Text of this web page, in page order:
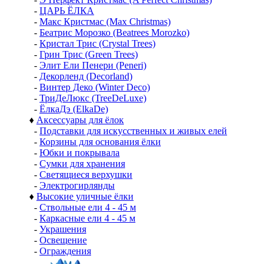
- ЦАРЬ ЁЛКА
- Макс Кристмас (Max Christmas)
- Беатрис Морозко (Beatrees Morozko)
- Кристал Трис (Crystal Trees)
- Грин Трис (Green Trees)
- Элит Ели Пенери (Peneri)
- Декорленд (Decorland)
- Винтер Деко (Winter Deco)
- ТриДеЛюкс (TreeDeLuxe)
- ЁлкаДэ (ElkaDe)
♦ Аксессуары для ёлок
- Подставки для искусственных и живых елей
- Корзины для основания ёлки
- Юбки и покрывала
- Сумки для хранения
- Светящиеся верхушки
- Электрогирлянды
♦ Высокие уличные ёлки
- Ствольные ели 4 - 45 м
- Каркасные ели 4 - 45 м
- Украшения
- Освещение
- Ограждения